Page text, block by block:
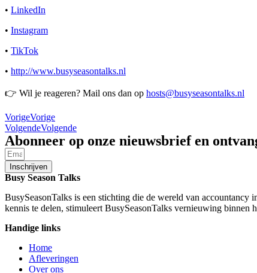
• LinkedIn
• Instagram
• TikTok
• http://www.busyseasontalks.nl
👉 Wil je reageren? Mail ons dan op hosts@busyseasontalks.nl
VorigeVorige
VolgendeVolgende
Abonneer op onze nieuwsbrief en
Inschrijven
Busy Season Talks
BusySeasonTalks is een stichting die de wereld van accountancy
kennis te delen, stimuleert BusySeasonTalks vernieuwing binnen
Handige links
Home
Afleveringen
Over ons